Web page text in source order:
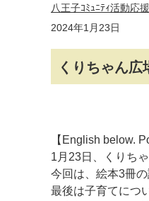
八王子ｺﾐｭﾆﾃｨ活動応
2024年1月23日
くりちゃん
【English below.
1月23日、くりち
今回は、絵本3冊
最後は子育てにつ